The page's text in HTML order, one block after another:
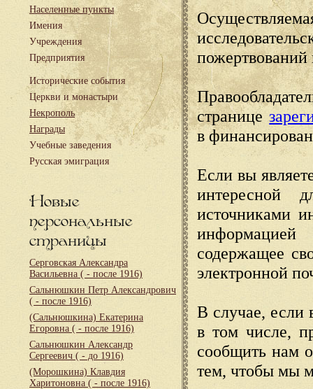
Населенные пункты
Имения
Учреждения
Предприятия
Исторические события
Церкви и монастыри
Некрополь
Награды
Учебные заведения
Русская эмиграция
Новые
персональные
страницы
Серговская Александра
Васильевна ( - после 1916)
Сальнюшкин Петр Александрович
( - после 1916)
(Сальнюшкина) Екатерина
Егоровна ( - после 1916)
Сальнюшкин Александр
Сергеевич ( - до 1916)
(Морошкина) Клавдия
Харитоновна ( - после 1916)
пожертвований
странице
в
Если вы
интересной
источниками
содержащее
электронной
В случае, если
в том числе,
сообщить нам
тем, чтобы мы